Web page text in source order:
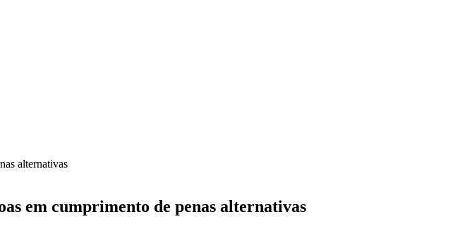
alternativas
em cumprimento de penas alternativas